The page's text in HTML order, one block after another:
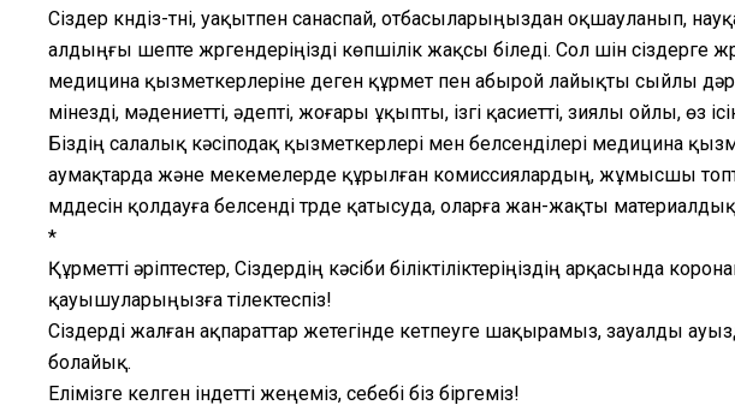
Сіздер күндіз-түні, уақытпен санаспай, отбасыларыңыздан оқшауланып,
алдыңғы шепте жүргендеріңізді көпшілік жақсы біледі. Сол үшін
медицина қызметкерлеріне деген құрмет пен абырой лайықты сыйлы
мінезді, мәдениетті, әдепті, жоғары ұқыпты, ізгі қасиетті, зиялы ойлы,
Біздің салалық кәсіподақ қызметкерлері мен белсенділері медицина
аумақтарда және мекемелерде құрылған комиссиялардың, жұмысшы
мүддесін қолдауға белсенді түрде қатысуда, оларға жан-жақты
*
Құрметті әріптестер, Сіздердің кәсіби біліктіліктеріңіздің арқасында
қауышуларыңызға тілектеспіз!
Сіздерді жалған ақпараттар жетегінде кетпеуге шақырамыз, зауалды
болайық.
Елімізге келген індетті жеңеміз, себебі біз біргеміз!